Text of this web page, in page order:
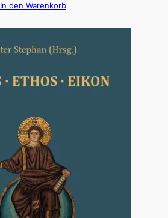
In den Warenkorb